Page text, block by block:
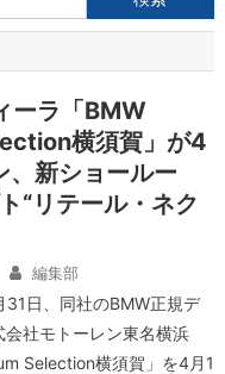
索:
ーラ「BMW
横須賀」が4
、新ショールー
“リテール・ネク
編集部
31日、同社のBMW正規デ
会社モトーレン東名横浜
Selection横須賀」を4月1